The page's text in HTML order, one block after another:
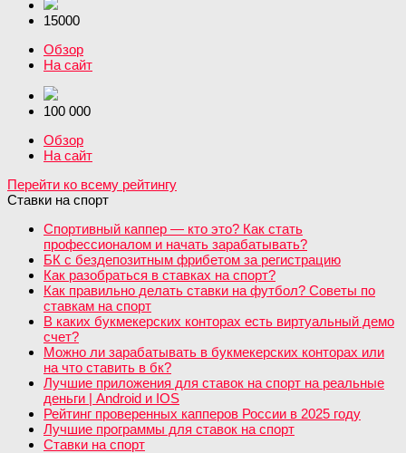
15000
Обзор
На сайт
100 000
Обзор
На сайт
Перейти ко всему рейтингу
Ставки на спорт
Спортивный каппер — кто это? Как стать
профессионалом и начать зарабатывать?
БК с бездепозитным фрибетом за регистрацию
Как разобраться в ставках на спорт?
Как правильно делать ставки на футбол? Советы по
ставкам на спорт
В каких букмекерских конторах есть виртуальный демо
счет?
Можно ли зарабатывать в букмекерских конторах или
на что ставить в бк?
Лучшие приложения для ставок на спорт на реальные
деньги | Android и IOS
Рейтинг проверенных капперов России в 2025 году
Лучшие программы для ставок на спорт
Ставки на спорт